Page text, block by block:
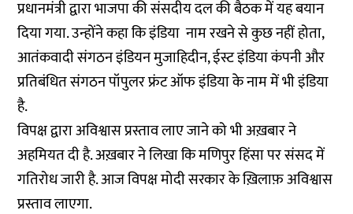
प्रधानमंत्री द्वारा भाजपा की संसदीय दल की बैठक में यह बयान
दिया गया. उन्होंने कहा कि इंडिया नाम रखने से कुछ नहीं होता,
आतंकवादी संगठन इंडियन मुजाहिदीन, ईस्ट इंडिया कंपनी और
प्रतिबंधित संगठन पॉपुलर फ्रंट ऑफ इंडिया के नाम में भी इंडिया
है.
विपक्ष द्वारा अविश्वास प्रस्ताव लाए जाने को भी अख़बार ने
अहमियत दी है. अख़बार ने लिखा कि मणिपुर हिंसा पर संसद में
गतिरोध जारी है. आज विपक्ष मोदी सरकार के ख़िलाफ़ अविश्वास
प्रस्ताव लाएगा.